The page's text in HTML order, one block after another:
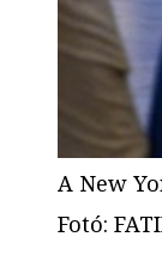
A New
Fotó: